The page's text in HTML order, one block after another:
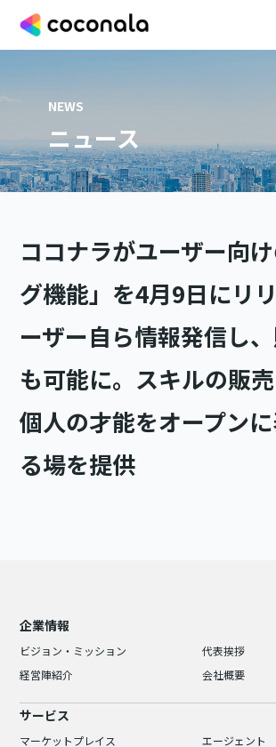
NEWS
ニュース
ココナラがユーザー向
グ機能」を4月9日にリ
ーザー自ら情報発信し
も可能に。スキルの販売
個人の才能をオープン
る場を提供
企業情報
ビジョン・ミッション
代表挨拶
経営陣紹介
会社概要
サービス
マーケットプレイス
エージェント